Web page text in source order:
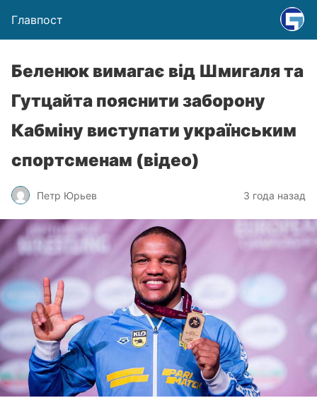
Главпост
Беленюк вимагає від Шмигаля та
Гутцайта пояснити заборону
Кабміну виступати українським
спортсменам (відео)
Петр Юрьев 3 года назад